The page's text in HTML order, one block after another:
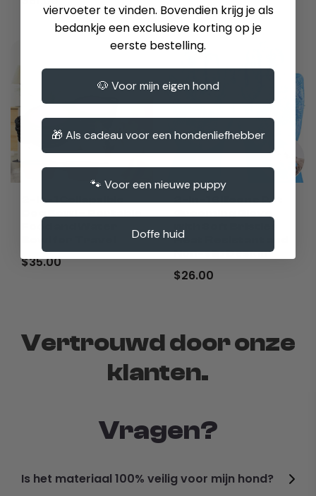
2-in-1 Collapsible
$35.00
2-in-1 Silicone Pet
Heat Resistant and
Non-slip Design
$26.00
Vertrouwd door onze
klanten.
Vragen?
Is het materiaal 100% veilig voor mijn hond?
viervoeter te vinden. Bovendien krijg je als
bedankje een exclusieve korting op je
eerste bestelling.
🐶 Voor mijn eigen hond
🎁 Als cadeau voor een hondenliefhebber
🐾 Voor een nieuwe puppy
Doffe huid